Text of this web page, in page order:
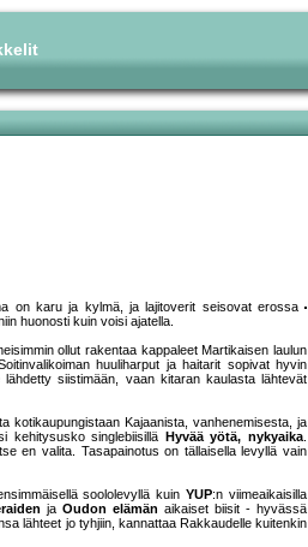
on karu ja kylmä, ja lajitoverit seisovat erossa
huonosti kuin voisi ajatella.
ollut rakentaa kappaleet Martikaisen laulun
huuliharput ja haitarit sopivat hyvin
siistimään, vaan kitaran kaulasta lähtevät
kotikaupungistaan Kajaanista, vanhenemisesta, ja
kehitysusko singlebiisillä
Hyvää yötä, nykyaika.
en valita. Tasapainotus on tällaisella levyllä vain
soololevyllä kuinYUP:n viimeaikaisilla
ja Oudon elämän aikaiset biisit - hyvässä
lähteet jo tyhjiin, kannattaa Rakkaudelle kuitenkin